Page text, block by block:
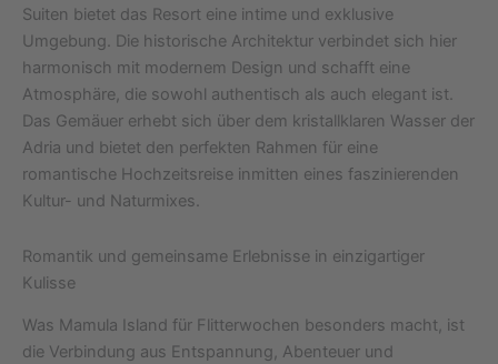
Suiten bietet das Resort eine intime und exklusive
Umgebung. Die historische Architektur verbindet sich hier
harmonisch mit modernem Design und schafft eine
Atmosphäre, die sowohl authentisch als auch elegant ist.
Das Gemäuer erhebt sich über dem kristallklaren Wasser der
Adria und bietet den perfekten Rahmen für eine
romantische Hochzeitsreise inmitten eines faszinierenden
Kultur- und Naturmixes.
Romantik und gemeinsame Erlebnisse in einzigartiger
Kulisse
Was Mamula Island für Flitterwochen besonders macht, ist
die Verbindung aus Entspannung, Abenteuer und